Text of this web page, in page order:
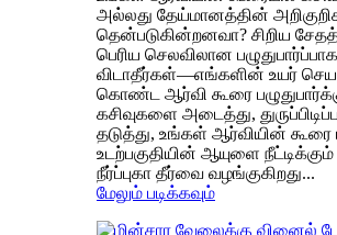
அல்லது தேய்மானத்தின்
தென்படுகின்றனவா? சிறிய
பெரிய செலவிலான
விடாதீர்கள்—எங்களின் உயர்
கொண்ட ஆர்வி கூரை
கசிவுகளை அடைத்து,
தடுத்து, உங்கள் ஆர்வியின் கூரை
உடற்பகுதியின் ஆயுளை நீட்டிக்கும்
நீர்ப்புகா தீர்வை வழங்குகிறது...
மேலும் படிக்கவும்